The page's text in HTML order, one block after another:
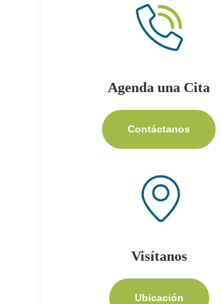
Agenda una Cita
Contáctanos
Visítanos
Ubicación